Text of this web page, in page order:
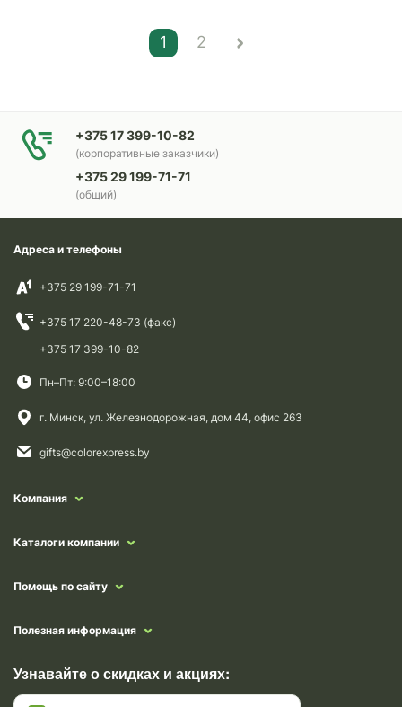
1 2
+375 17 399-10-82
(корпоративные заказчики)
+375 29 199-71-71
(общий)
Адреса и телефоны
+375 29 199-71-71
+375 17 220-48-73 (факс)
+375 17 399-10-82
Пн–Пт: 9:00–18:00
г. Минск, ул. Железнодорожная, дом 44, офис 263
gifts@colorexpress.by
Компания
Каталоги компании
Помощь по сайту
Полезная информация
Узнавайте о скидках и акциях: